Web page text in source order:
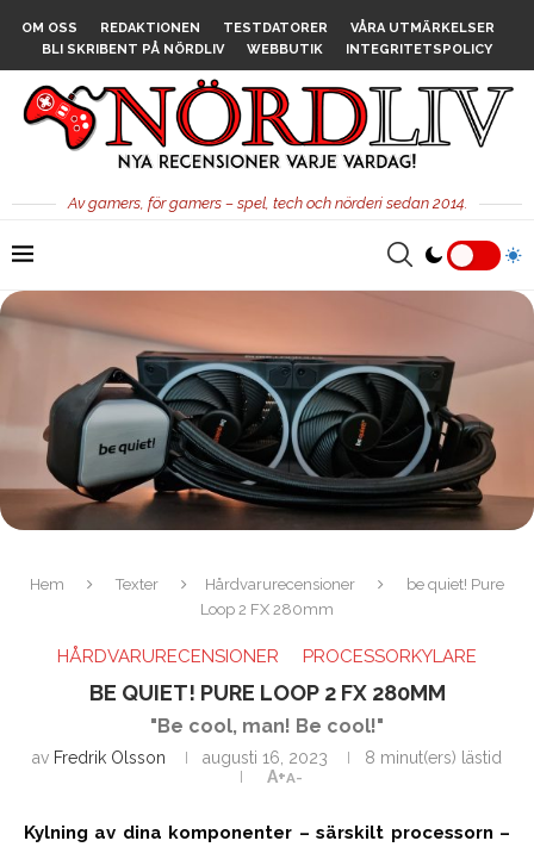
OM OSS REDAKTIONEN TESTDATORER
VÅRA UTMÄRKELSER
BLI SKRIBENT PÅ NÖRDLIV
WEBBUTIK INTEGRITETSPOLICY
Av gamers, för gamers – spel, tech och nörderi sedan 2014.
Hem Texter Hårdvarurecensioner
be quiet! Pure
Loop 2 FX 280mm
HÅRDVARURECENSIONER PROCESSORKYLARE
BE QUIET! PURE LOOP 2 FX 280MM
"Be cool, man! Be cool!"
av Fredrik Olsson augusti 16, 2023
8 minut(ers) lästid
A+A-
Kylning av dina komponenter – särskilt processorn –